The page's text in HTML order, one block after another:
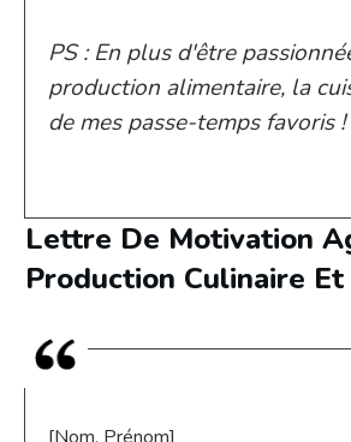
PS : En plus d'être
production alimentaire, la
de mes passe-temps favoris !
Lettre De Motivation
Production Culinaire